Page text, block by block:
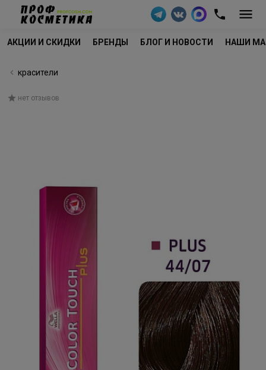
АКЦИИ И СКИДКИ БРЕНДЫ БЛОГ И НОВОСТИ НАШИ
красители
нет отзывов